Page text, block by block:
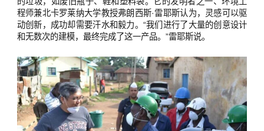
程师兼北卡罗莱纳大学教授弗朗西斯·雷耶斯认为，灵感可以驱
动创新，成功却需要汗水和毅力。“我们进行了大量的创意设计
和无数次的建模，最终完成了这一产品。”雷耶斯说。